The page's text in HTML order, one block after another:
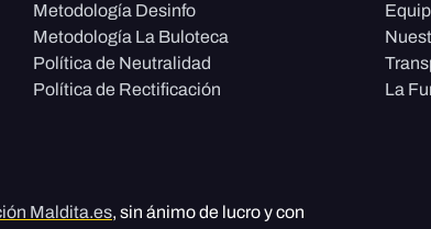
Metodología Desinfo
Metodología La Buloteca
Política de Neutralidad
Política de Rectificación
La
Maldita.es, sin ánimo de lucro y con